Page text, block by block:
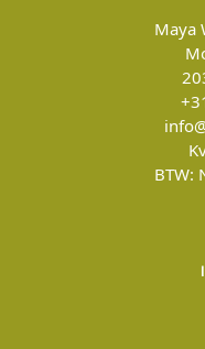
Maya
BTW: